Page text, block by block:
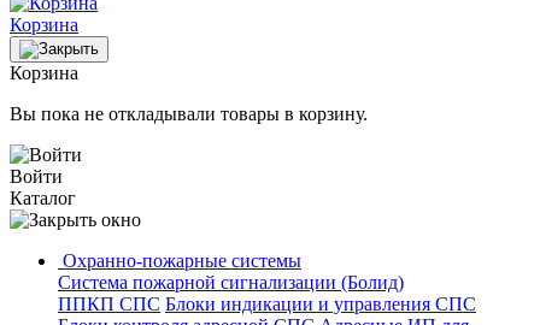
Корзина
Корзина
Вы пока не откладывали товары в корзину.
Войти
Каталог
Охранно-пожарные системы
Система пожарной сигнализации (Болид)
ППКП СПС Блоки индикации и управления СПС